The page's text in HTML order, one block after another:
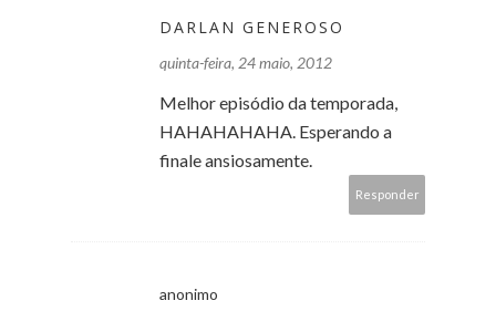
DARLAN GENEROSO
quinta-feira, 24 maio, 2012
Melhor episódio da temporada,
HAHAHAHAHA. Esperando a
finale ansiosamente.
Responder
anonimo